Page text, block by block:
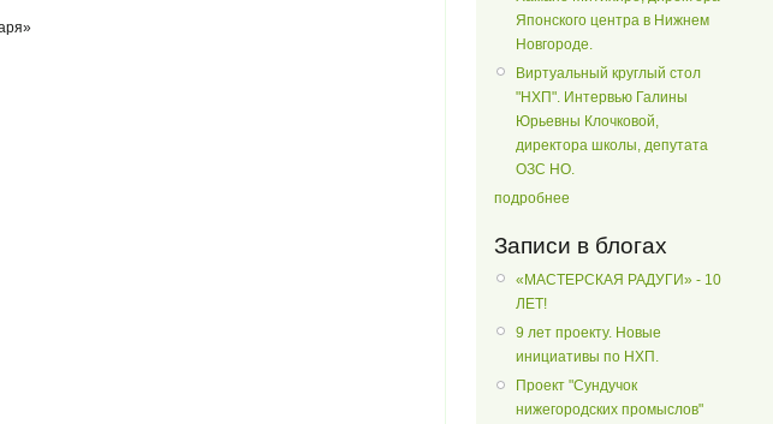
Японского центра в Нижнем
Новгороде.
Виртуальный круглый стол
"НХП". Интервью Галины
Юрьевны Клочковой,
директора школы, депутата
ОЗС НО.
подробнее
Записи в блогах
«МАСТЕРСКАЯ РАДУГИ» - 10
ЛЕТ!
9 лет проекту. Новые
инициативы по НХП.
Проект "Сундучок
нижегородских промыслов"